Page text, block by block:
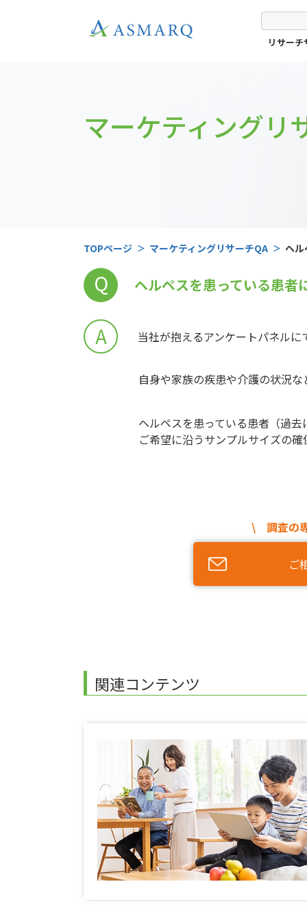
リサーチ
マーケティングリ
TOPページ マーケティングリサーチQA ヘル
Q ヘルペスを患っている患者
A 当社が抱えるアンケートパネル
自身や家族の疾患や介護の状況
ヘルペスを患っている患者（過
ご希望に沿うサンプルサイズの
\ 調査の
ご
関連コンテンツ